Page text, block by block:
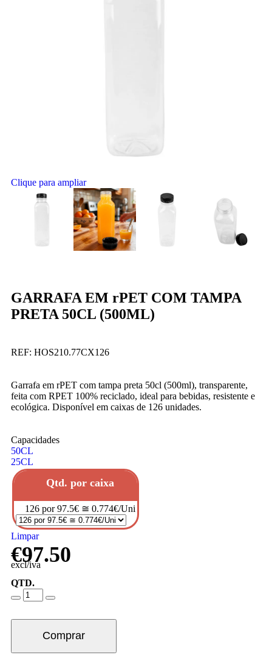
Clique para ampliar
GARRAFA EM rPET COM TAMPA
PRETA 50CL (500ML)
REF: HOS210.77CX126
Garrafa em rPET com tampa preta 50cl (500ml), transparente,
feita com RPET 100% reciclado, ideal para bebidas, resistente e
ecológica. Disponível em caixas de 126 unidades.
Capacidades
50CL
25CL
Qtd. por caixa
126 por 97.5€ ≅ 0.774€/Uni
Limpar
€97.50
excl/iva
QTD.
Comprar